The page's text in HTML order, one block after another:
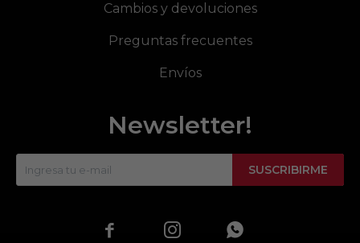
Cambios y devoluciones
Preguntas frecuentes
Envíos
Newsletter!
SUSCRIBIRME
  